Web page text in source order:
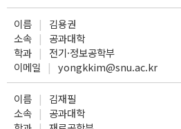
이름
김용권
소속
공과대학
학과
전기·정보공학부
이메일
yongkkim@snu.ac.kr
이름
김재필
소속
공과대학